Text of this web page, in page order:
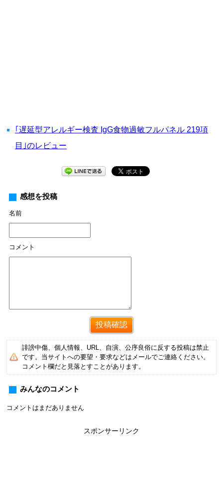
｢遅延型アレルギー検査 IgG食物過敏フルパネル 219項
目｣のレビュー
感想を投稿
名前
コメント
誹謗中傷、個人情報、URL、自演、公序良俗に反する投稿は禁止
です。当サイトへの要望・要求などはメールでご連絡ください。
コメント欄だと見落とすことがあります。
みんなのコメント
コメントはまだありません
スポンサーリンク